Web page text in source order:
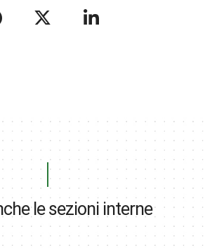
le sezioni interne